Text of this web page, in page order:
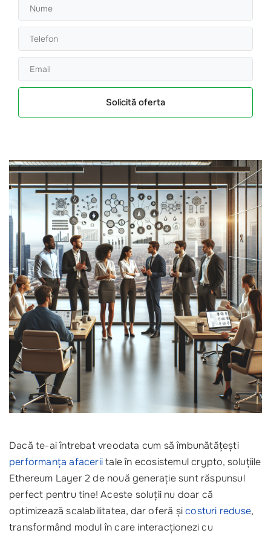
Solicită oferta
Dacă te-ai întrebat vreodata cum să îmbunătățești
performanța afaceriitale în ecosistemul crypto, soluțiile
Ethereum Layer 2 de nouă generație sunt răspunsul
perfect pentru tine! Aceste soluții nu doar că
optimizează scalabilitatea, dar oferă șicosturi reduse,
transformând modul în care interacționezi cu